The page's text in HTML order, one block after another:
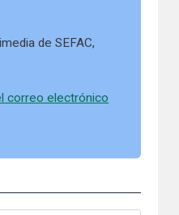
de SEFAC,
correo electrónico